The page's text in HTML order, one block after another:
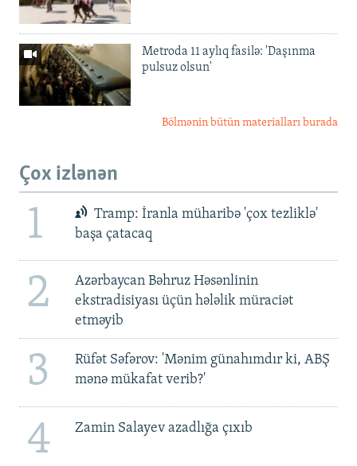
Metroda 11 aylıq fasilə: 'Daşınma
pulsuz olsun'
Bölmənin bütün materialları burada
Çox izlənən
1
Tramp: İranla müharibə 'çox tezliklə'
başa çatacaq
2
Azərbaycan Bəhruz Həsənlinin
ekstradisiyası üçün hələlik müraciət
etməyib
3
Rüfət Səfərov: 'Mənim günahımdır ki, ABŞ
mənə mükafat verib?'
4 Zamin Salayev azadlığa çıxıb